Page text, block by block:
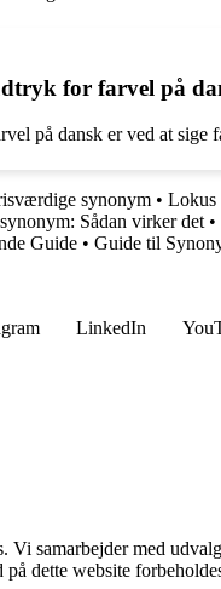
for farvel på
på dansk er ved at sige
synonym • Lokus
Sådan virker det •
Guide • Guide til
LinkedIn
Vi samarbejder med
dette website